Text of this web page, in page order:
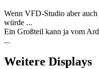
Wenn VFD-Studio aber
würde ...
Ein Großteil kann ja vom
...
Weitere Displays